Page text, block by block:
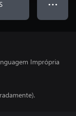
● ● ●
Imprópria